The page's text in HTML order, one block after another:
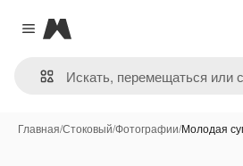
Close menu
Magnific
Главная/Стоковый/Фотографии/Молодая